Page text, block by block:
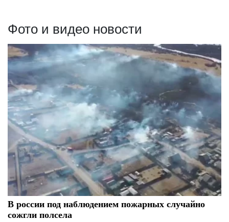
Фото и видео новости
В россии под наблюдением пожарных случайно
сожгли полсела